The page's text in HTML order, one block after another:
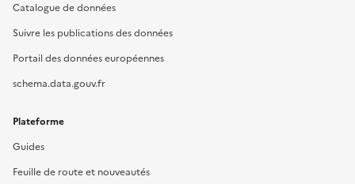
Catalogue de données
Suivre les publications des données
Portail des données européennes
schema.data.gouv.fr
Plateforme
Guides
Feuille de route et nouveautés